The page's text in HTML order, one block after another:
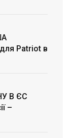
для Patriot в
В ЄС
–